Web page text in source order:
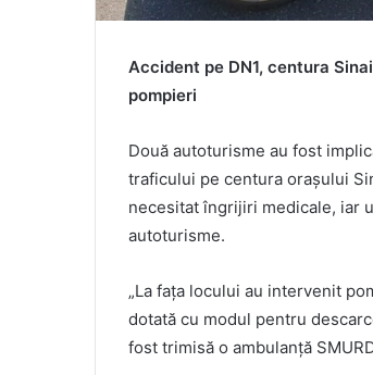
Accident pe DN1, centura
pompieri
Două autoturisme au fost
traficului pe centura orașului
necesitat îngrijiri medicale, iar
autoturisme.
„La fața locului au intervenit
dotată cu modul pentru
fost trimisă o ambulanță